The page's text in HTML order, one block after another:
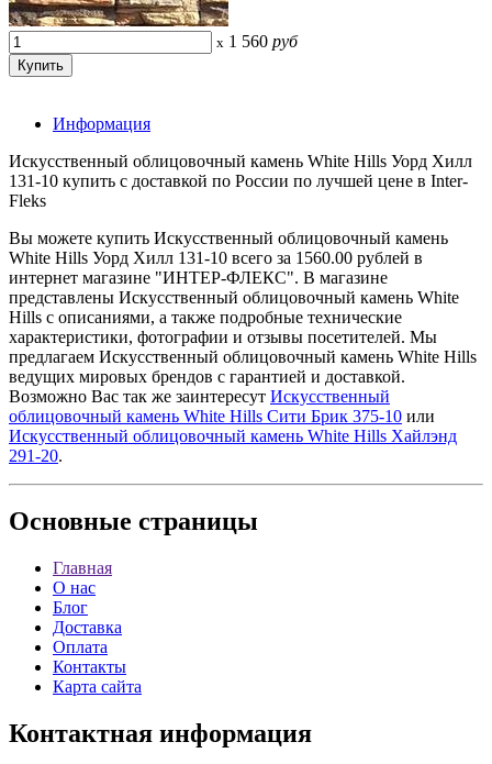
x 1 560 руб
Информация
Искусственный облицовочный камень White Hills Уорд Хилл
131-10 купить с доставкой по России по лучшей цене в Inter-
Fleks
Вы можете купить Искусственный облицовочный камень
White Hills Уорд Хилл 131-10 всего за 1560.00 рублей в
интернет магазине "ИНТЕР-ФЛЕКС". В магазине
представлены Искусственный облицовочный камень White
Hills с описаниями, а также подробные технические
характеристики, фотографии и отзывы посетителей. Мы
предлагаем Искусственный облицовочный камень White Hills
ведущих мировых брендов с гарантией и доставкой.
Возможно Вас так же заинтересут Искусственный
облицовочный камень White Hills Сити Брик 375-10 или
Искусственный облицовочный камень White Hills Хайлэнд
291-20.
Основные страницы
Главная
О нас
Блог
Доставка
Оплата
Контакты
Карта сайта
Контактная информация